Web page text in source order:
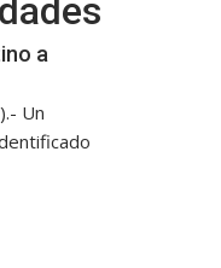
a
Un